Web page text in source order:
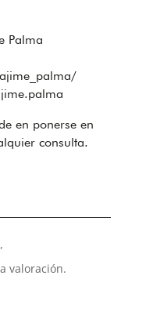
Palma
en ponerse en
consulta.
valoración.